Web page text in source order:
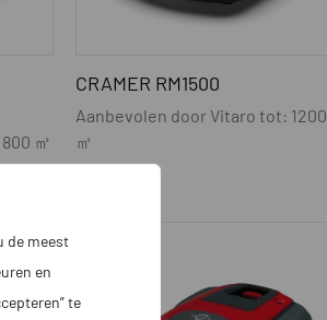
de meest
en
te
㎡
CRAMER RM1500
Aanbevolen door Vitaro tot: 1200
㎡